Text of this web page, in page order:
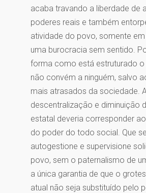
acaba travando a liberdade de
poderes reais e também
atividade do povo, somente
uma burocracia sem sentido.
forma como está estruturado o
não convém a ninguém, salvo
mais atrasados da sociedade.
descentralização e diminuição
estatal deveria corresponder
do poder do todo social. Que
autogestione e supervisione
povo, sem o paternalismo de
a única garantia de que o
atual não seja substituído pelo